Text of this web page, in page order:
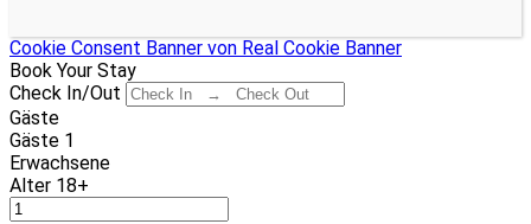
Cookie Consent Banner von Real Cookie Banner
Book Your Stay
Check In/Out
Gäste
Gäste 1
Erwachsene
Alter 18+